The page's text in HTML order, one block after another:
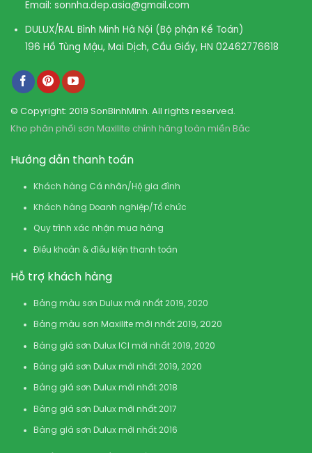
Email: sonnha.dep.asia@gmail.com
DULUX/RAL Bình Minh Hà Nội (Bộ phận Kế Toán)
196 Hồ Tùng Mậu, Mai Dịch, Cầu Giấy, HN 02462776618
© Copyright: 2019 SonBinhMinh. All rights reserved.
Kho phân phối sơn Maxilite chính hãng toàn miền Bắc
Hướng dẫn thanh toán
Khách hàng Cá nhân/Hộ gia đình
Khách hàng Doanh nghiệp/Tổ chức
Quy trình xác nhận mua hàng
Điều khoản & điều kiện thanh toán
Hỗ trợ khách hàng
Bảng màu sơn Dulux mới nhất 2019, 2020
Bảng màu sơn Maxilite mới nhất 2019, 2020
Bảng giá sơn Dulux ICI mới nhất 2019, 2020
Bảng giá sơn Dulux mới nhất 2019, 2020
Bảng giá sơn Dulux mới nhất 2018
Bảng giá sơn Dulux mới nhất 2017
Bảng giá sơn Dulux mới nhất 2016